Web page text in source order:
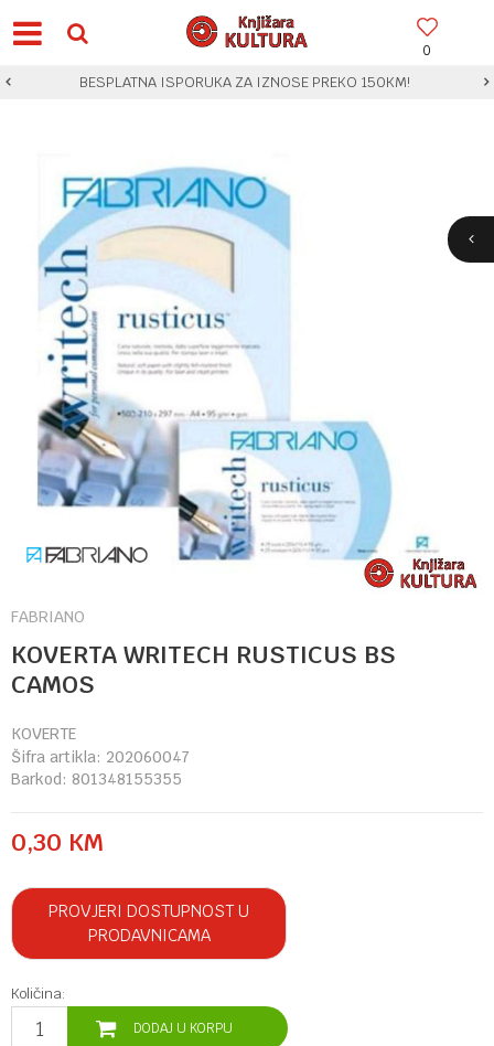
0
BESPLATNA ISPORUKA ZA IZNOSE PREKO 150KM!
FABRIANO
KOVERTA WRITECH RUSTICUS BS
CAMOS
KOVERTE
Šifra artikla: 202060047
Barkod: 801348155355
0,30 KM
PROVJERI DOSTUPNOST U
PRODAVNICAMA
Količina:
DODAJ U KORPU